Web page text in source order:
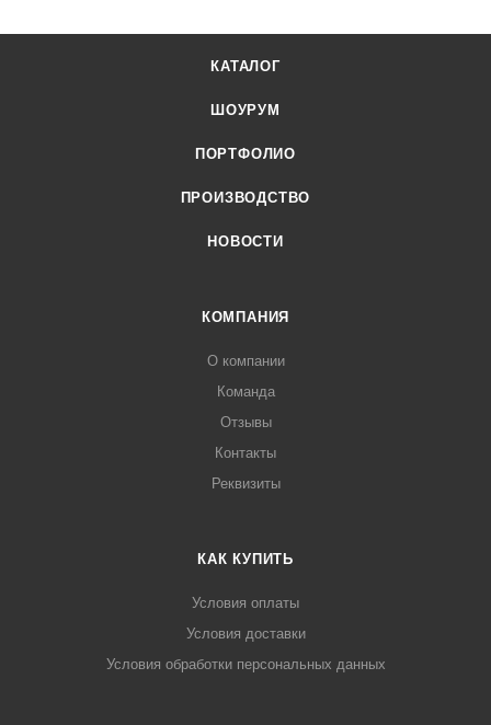
КАТАЛОГ
ШОУРУМ
ПОРТФОЛИО
ПРОИЗВОДСТВО
НОВОСТИ
КОМПАНИЯ
О компании
Команда
Отзывы
Контакты
Реквизиты
КАК КУПИТЬ
Условия оплаты
Условия доставки
Условия обработки персональных данных